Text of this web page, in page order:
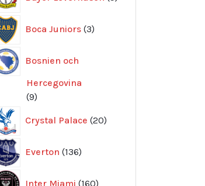
produkter
Boca Juniors 3
produkter
Bosnien och
Hercegovina
99
Crystal Palace 20
produkter
Everton 136
produkter
Inter Miami 160